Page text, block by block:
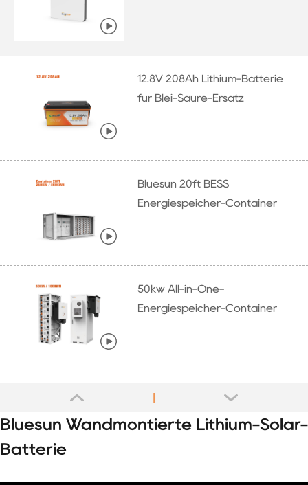
12.8V 208Ah Lithium-Batterie
für Blei-Säure-Ersatz
Bluesun 20ft BESS
Energiespeicher-Container
50kw All-in-One-
Energiespeicher-Container
Bluesun Wandmontierte Lithium-Solar-
Batterie